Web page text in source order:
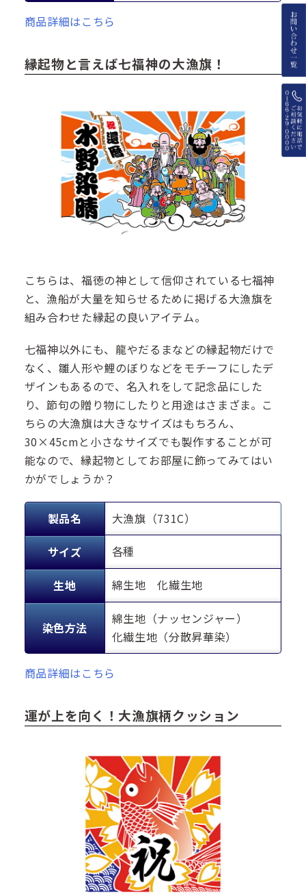
商品詳細はこちら
縁起物と言えば七福神の大漁旗！
こちらは、福徳の神として信仰されている七福神
と、漁船が大量を知らせるために掲げる大漁旗を
組み合わせた縁起の良いアイテム。
七福神以外にも、龍やだるまなどの縁起物だけで
なく、雛人形や鯉のぼりなどをモチーフにしたデ
ザインもあるので、名入れをして記念品にした
り、節句の贈り物にしたりと用途はさまざま。こ
ちらの大漁旗は大きなサイズはもちろん、
30×45cmと小さなサイズでも製作することが可
能なので、縁起物としてお部屋に飾ってみてはい
かがでしょうか？
製品名 大漁旗（731C）
サイズ 各種
生地 綿生地 化繊生地
染色方法
綿生地（ナッセンジャー）
化繊生地（分散昇華染）
商品詳細はこちら
運が上を向く！大漁旗柄クッション